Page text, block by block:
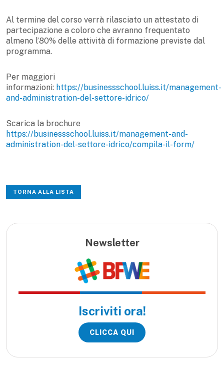
Al termine del corso verrà rilasciato un attestato di
partecipazione a coloro che avranno frequentato
almeno l’80% delle attività di formazione previste dal
programma.
Per maggiori
informazioni: https://businessschool.luiss.it/management-
and-administration-del-settore-idrico/
Scarica la brochure
https://businessschool.luiss.it/management-and-
administration-del-settore-idrico/compila-il-form/
TORNA ALLA LISTA
Newsletter
Iscriviti ora!
CLICCA QUI